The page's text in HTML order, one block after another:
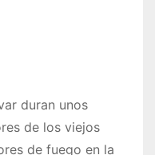
duran unos
de los viejos
de fuego en la